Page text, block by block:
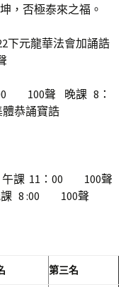
，否極泰來之福。
下元龍華法會加誦誥
100聲 晚課 8：
恭誦寶誥
11：00 100聲
:00 100聲
第三名